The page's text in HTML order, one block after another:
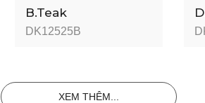
B.Teak
DK12525B
XEM THÊM...